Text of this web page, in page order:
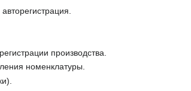
производства.
номенклатуры.